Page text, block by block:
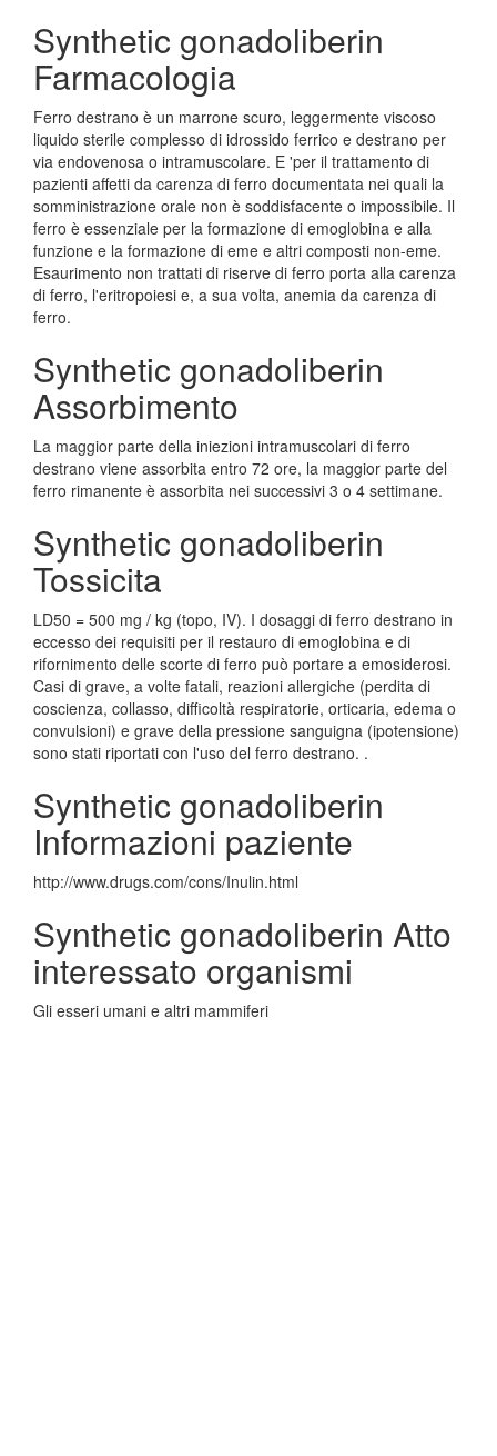
Synthetic gonadoliberin
Farmacologia
Ferro destrano è un marrone scuro, leggermente viscoso
liquido sterile complesso di idrossido ferrico e destrano per
via endovenosa o intramuscolare. E 'per il trattamento di
pazienti affetti da carenza di ferro documentata nei quali la
somministrazione orale non è soddisfacente o impossibile. Il
ferro è essenziale per la formazione di emoglobina e alla
funzione e la formazione di eme e altri composti non-eme.
Esaurimento non trattati di riserve di ferro porta alla carenza
di ferro, l'eritropoiesi e, a sua volta, anemia da carenza di
ferro.
Synthetic gonadoliberin
Assorbimento
La maggior parte della iniezioni intramuscolari di ferro
destrano viene assorbita entro 72 ore, la maggior parte del
ferro rimanente è assorbita nei successivi 3 o 4 settimane.
Synthetic gonadoliberin
Tossicita
LD50 = 500 mg / kg (topo, IV). I dosaggi di ferro destrano in
eccesso dei requisiti per il restauro di emoglobina e di
rifornimento delle scorte di ferro può portare a emosiderosi.
Casi di grave, a volte fatali, reazioni allergiche (perdita di
coscienza, collasso, difficoltà respiratorie, orticaria, edema o
convulsioni) e grave della pressione sanguigna (ipotensione)
sono stati riportati con l'uso del ferro destrano. .
Synthetic gonadoliberin
Informazioni paziente
http://www.drugs.com/cons/Inulin.html
Synthetic gonadoliberin Atto
interessato organismi
Gli esseri umani e altri mammiferi